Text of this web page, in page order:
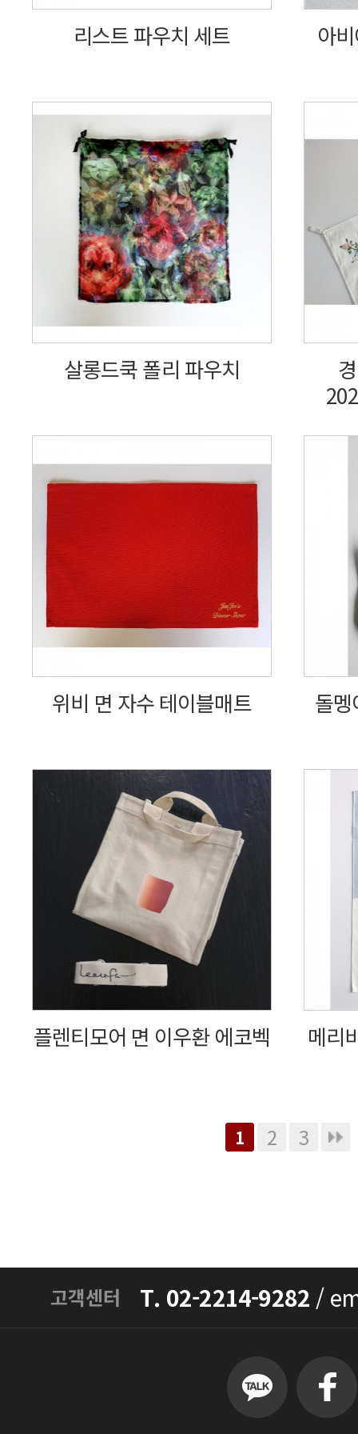
리스트 파우치 세트 아
살롱드쿡 폴리 파우치
위비 면 자수 테이블매트 돌
플렌티모어 면 이우환 에코벡 메리
1 2 3
고객센터 T. 02-2214-9282 /